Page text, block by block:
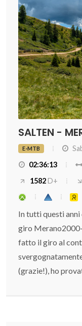
SALTEN -
E-MTB
02:36:13
1582D+
In tutti questi
giro
fatto il giro al
(grazie!), ho